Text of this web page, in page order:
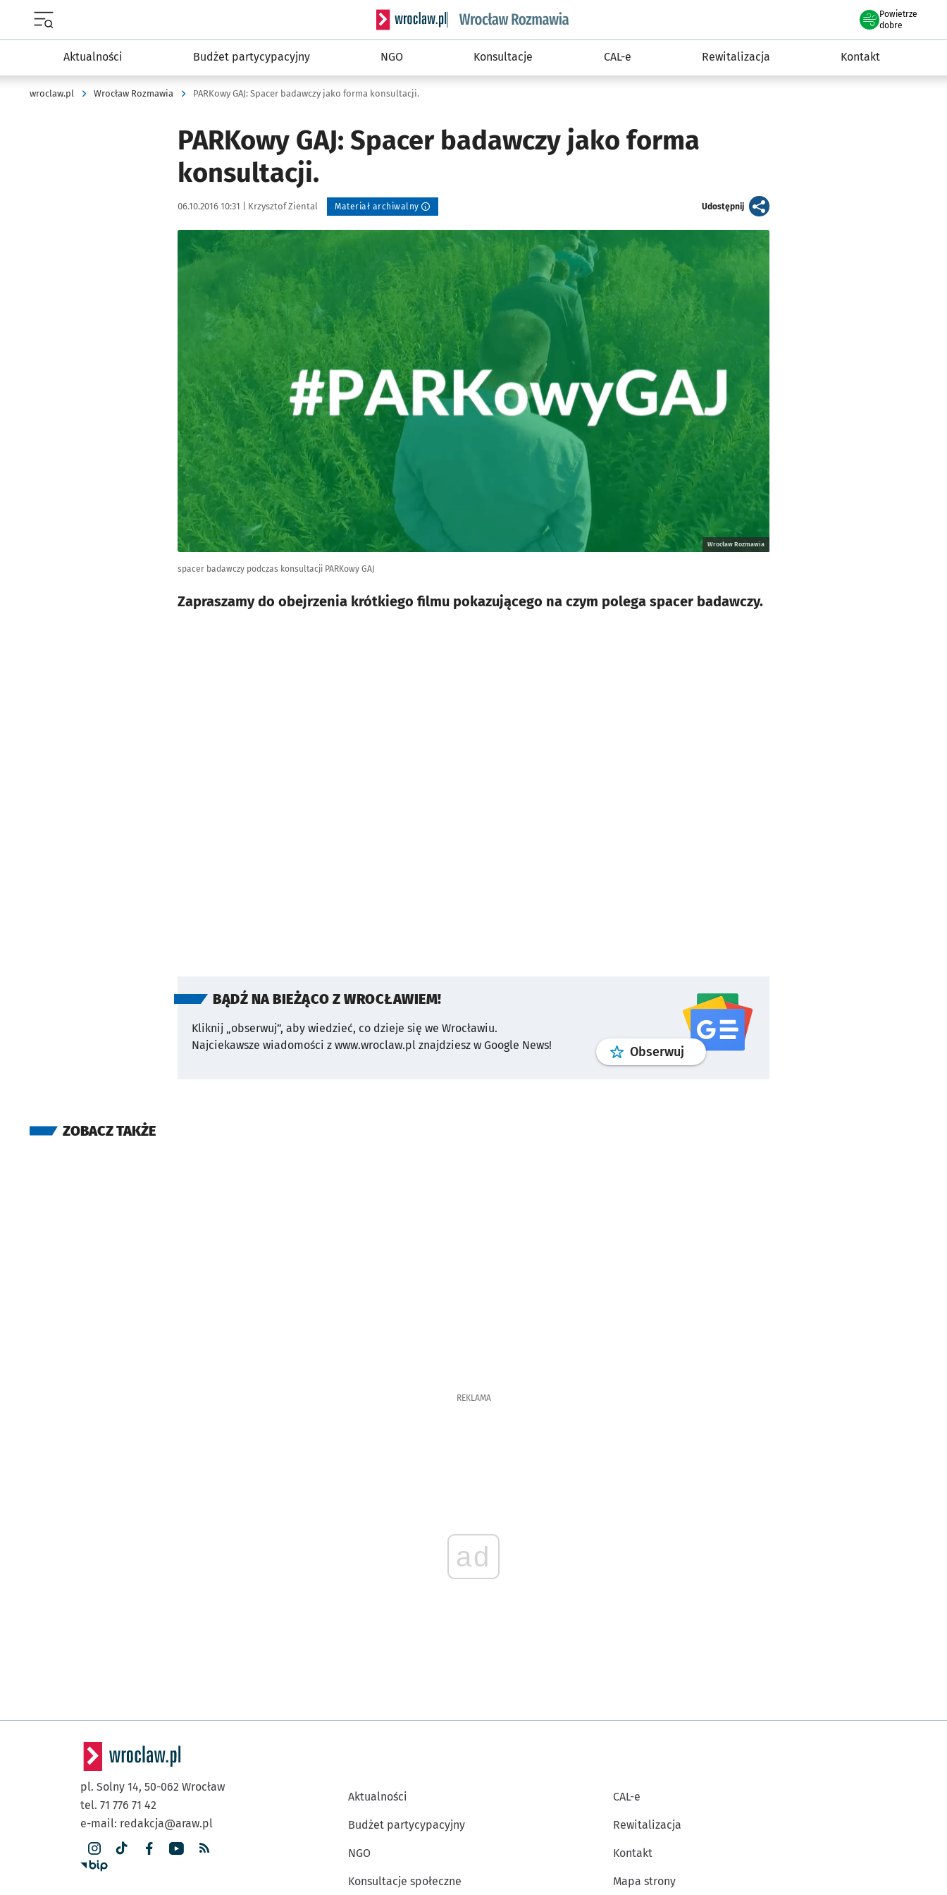
Serwis informacyjny wroclaw.pl podserwis: Rozmawia
Powietrze
we Wrocławiu
dobre
Aktualności Budżet partycypacyjny NGO Konsultacje CAL-e Rewitalizacja Kontakt
wroclaw.pl Wrocław Rozmawia PARKowy GAJ: Spacer badawczy jako forma konsultacji.
PARKowy GAJ: Spacer badawczy jako forma
konsultacji.
Data publikacji:
06.10.2016 10:31 | Autor:
Krzysztof Ziental Materiał archiwalny Udostępnijartykuł
Kliknij, aby powiększyć
Wrocław Rozmawia
spacer badawczy podczas konsultacji PARKowy GAJ
Zapraszamy do obejrzenia krótkiego filmu pokazującego na czym polega spacer badawczy.
BĄDŹ NA BIEŻĄCO Z WROCŁAWIEM!
Kliknij „obserwuj”, aby wiedzieć, co dzieje się we Wrocławiu.
Najciekawsze wiadomości z www.wroclaw.pl znajdziesz w Google News!
Obserwuj profilgoogle news
ZOBACZ TAKŻE
REKLAMA
ad
pl. Solny 14, 50-062 Wrocław
tel. 71 776 71 42
e-mail: redakcja@araw.pl
Aktualności
Budżet partycypacyjny
NGO
Konsultacje społeczne
CAL-e
Rewitalizacja
Kontakt
Mapa strony